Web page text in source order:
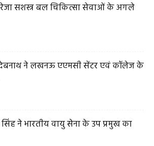
सशस्त्र बल चिकित्सा सेवाओं के अगले
ने लखनऊ एएमसी सेंटर एवं कॉलेज के
ने भारतीय वायु सेना के उप प्रमुख का